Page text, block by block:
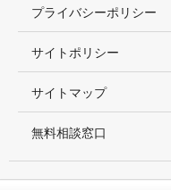
プライバシーポリシー
サイトポリシー
サイトマップ
無料相談窓口